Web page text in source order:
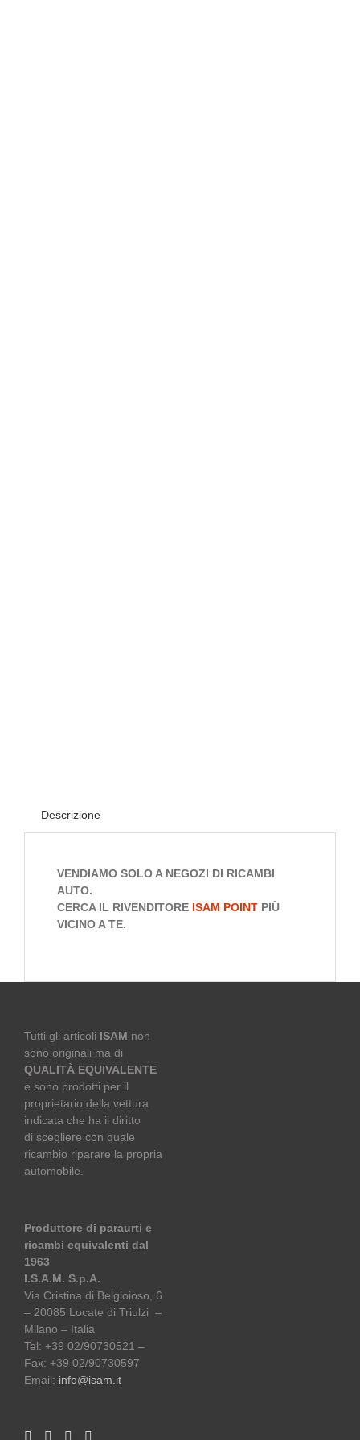
Descrizione
VENDIAMO SOLO A NEGOZI DI RICAMBI
AUTO.
CERCA IL RIVENDITORE ISAM POINT PIÙ
VICINO A TE.
Tutti gli articoli ISAM non
sono originali ma di
QUALITÀ EQUIVALENTE
e sono prodotti per il
proprietario della vettura
indicata che ha il diritto
di scegliere con quale
ricambio riparare la propria
automobile.
Produttore di paraurti e
ricambi equivalenti dal
1963
I.S.A.M. S.p.A.
Via Cristina di Belgioioso, 6
– 20085 Locate di Triulzi –
Milano – Italia
Tel: +39 02/90730521 –
Fax: +39 02/90730597
Email: info@isam.it